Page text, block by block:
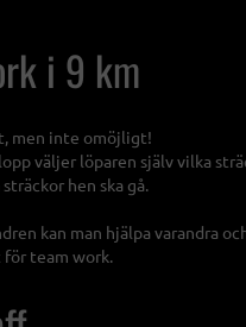
i 9 km
men inte omöjligt!
väljer löparen själv vilka
hen ska gå.
kan man hjälpa varandra
team work.